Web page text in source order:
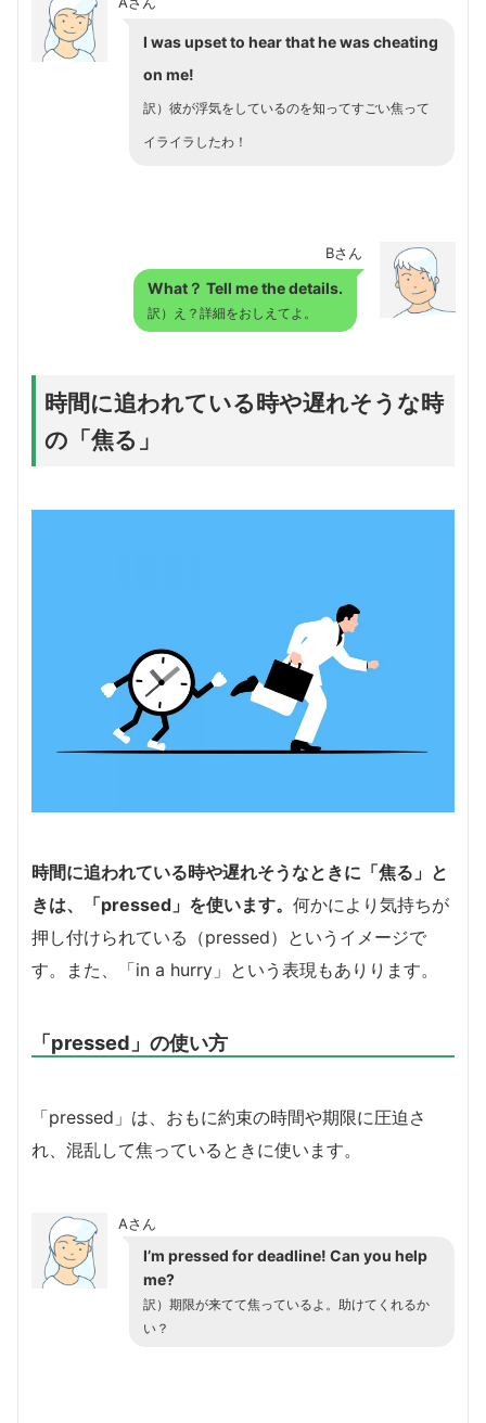
I was upset to hear that he was cheating
on me!
訳）彼が浮気をしているのを知ってすごい焦って
イライラしたわ！
Bさん
What？ Tell me the details.
訳）え？詳細をおしえてよ。
時間に追われている時や遅れそうな時
の「焦る」
時間に追われている時や遅れそうなときに「焦る」と
きは、「pressed」を使います。 何かにより気持ちが
押し付けられている（pressed）というイメージで
す。また、「in a hurry」という表現もありります。
「pressed」の使い方
「pressed」は、おもに約束の時間や期限に圧迫さ
れ、混乱して焦っているときに使います。
Aさん
I’m pressed for deadline! Can you help
me?
訳）期限が来てて焦っているよ。助けてくれるか
い？